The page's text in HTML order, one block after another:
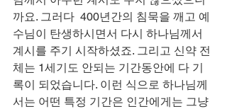
까요. 그러다  400년간의 침묵을 깨고 예
수님이 탄생하시면서 다시 하나님께서
계시를 주기 시작하셨죠. 그리고 신약 전
체는 1세기도 안되는 기간동안에 다 기
록이 되었습니다. 이런 식으로 하나님께
서는 어떤 특정 기간은 인간에게는 그냥